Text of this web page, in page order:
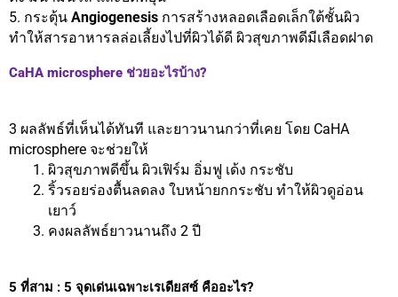
5. กระตุ้น Angiogenesis การสร้างหลอดเลือดเล็กใต้ชั้นผิว
ทำให้สารอาหารลล่อเลี้ยงไปที่ผิวได้ดี ผิวสุขภาพดีมีเลือดฝาด
CaHA microsphere ช่วยอะไรบ้าง?
3 ผลลัพธ์ที่เห็นได้ทันที และยาวนานกว่าที่เคย โดย CaHA
microsphere จะช่วยให้
ผิวสุขภาพดีขึ้น ผิวเฟิร์ม อิ่มฟู เด้ง กระชับ
ริ้วรอยร่องตื้นลดลง ใบหน้ายกกระชับ ทำให้ผิวดูอ่อน
เยาว์
คงผลลัพธ์ยาวนานถึง 2 ปี
5 ที่สาม : 5 จุดเด่นเฉพาะเรเดียสซ์ คืออะไร?